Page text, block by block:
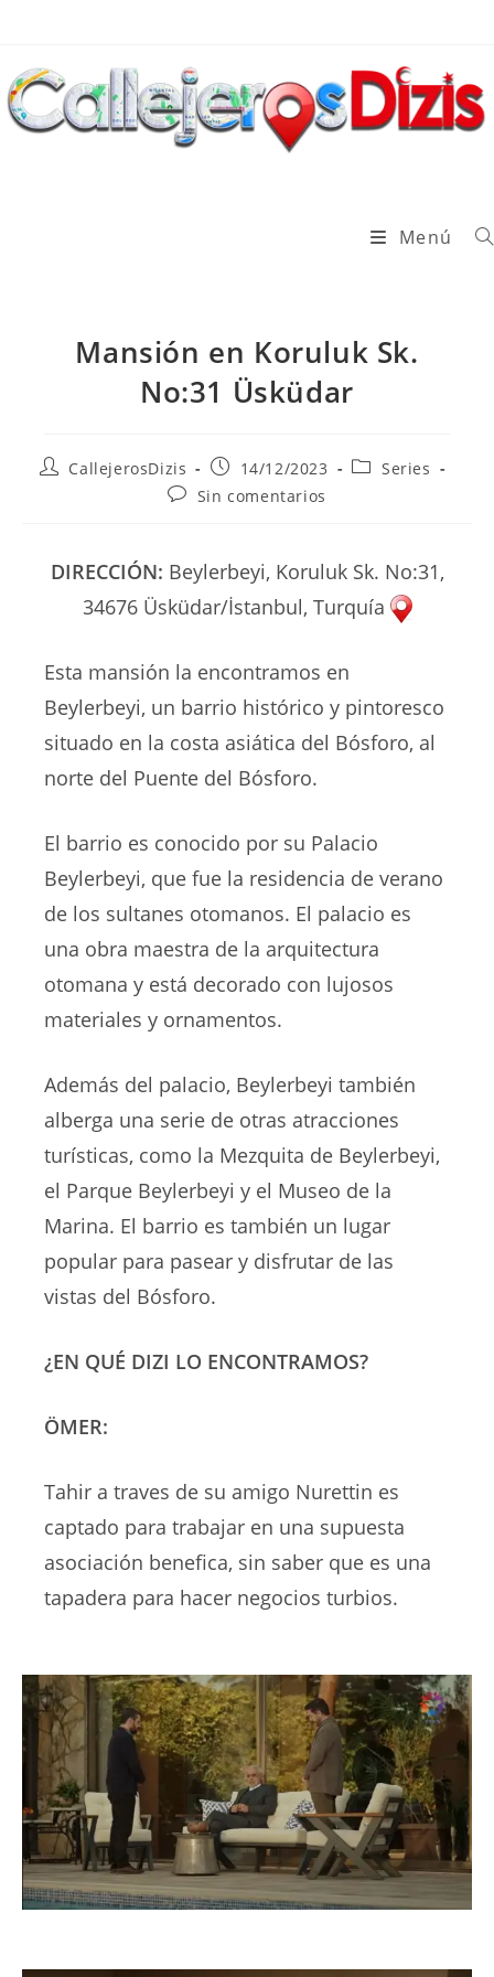
contenido
Menú
Mansión en Koruluk Sk.
No:31 Üsküdar
AutorCallejerosDizis
Publicación
la
14/12/2023
Categoría
Series
Comentarios
Sin comentarios
DIRECCIÓN: Beylerbeyi, Koruluk Sk. No:31,
34676 Üsküdar/İstanbul, Turquía
Esta mansión la encontramos en
Beylerbeyi, un barrio histórico y pintoresco
situado en la costa asiática del Bósforo, al
norte del Puente del Bósforo.
El barrio es conocido por su Palacio
Beylerbeyi, que fue la residencia de verano
de los sultanes otomanos. El palacio es
una obra maestra de la arquitectura
otomana y está decorado con lujosos
materiales y ornamentos.
Además del palacio, Beylerbeyi también
alberga una serie de otras atracciones
turísticas, como la Mezquita de Beylerbeyi,
el Parque Beylerbeyi y el Museo de la
Marina. El barrio es también un lugar
popular para pasear y disfrutar de las
vistas del Bósforo.
¿EN QUÉ DIZI LO ENCONTRAMOS?
ÖMER:
Tahir a traves de su amigo Nurettin es
captado para trabajar en una supuesta
asociación benefica, sin saber que es una
tapadera para hacer negocios turbios.